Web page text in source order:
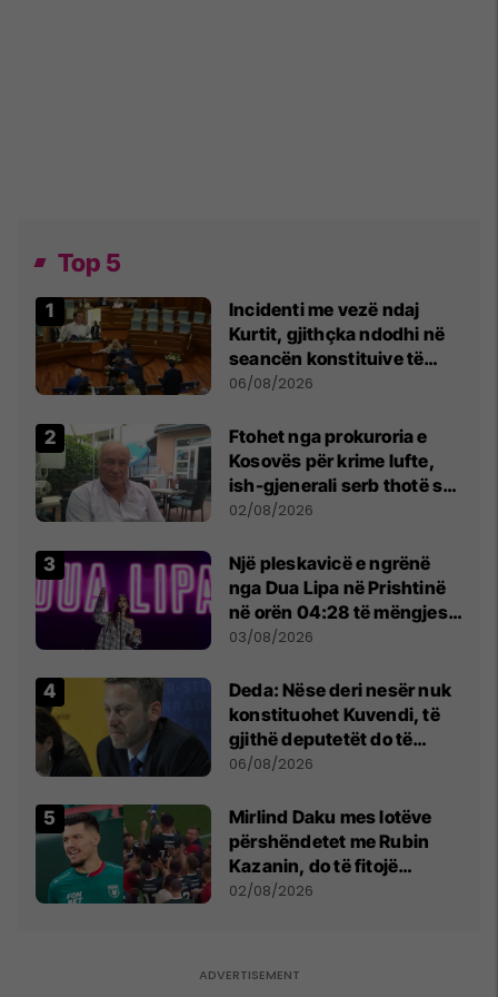
Top 5
Incidenti me vezë ndaj
Kurtit, gjithçka ndodhi në
seancën konstituive të
Kuvendit
06/08/2026
Ftohet nga prokuroria e
Kosovës për krime lufte,
ish-gjenerali serb thotë se
dikush e tradhtoi në
02/08/2026
Një pleskavicë e ngrënë
nga Dua Lipa në Prishtinë
në orën 04:28 të mëngjesit
- dhe bota digjitale serbe
03/08/2026
Deda: Nëse deri nesër nuk
konstituohet Kuvendi, të
gjithë deputetët do të
bëjnë shkelje të rëndë
06/08/2026
Mirlind Daku mes lotëve
përshëndetet me Rubin
Kazanin, do të fitojë
miliona te Spartak Moska
02/08/2026